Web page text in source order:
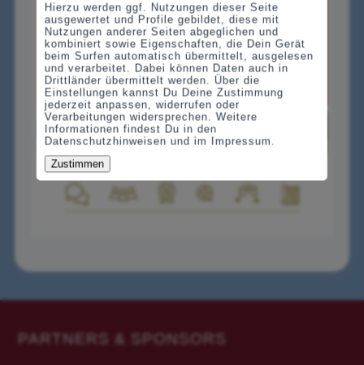
Hierzu werden ggf. Nutzungen dieser Seite
ausgewertet und Profile gebildet, diese mit
Nutzungen anderer Seiten abgeglichen und
kombiniert sowie Eigenschaften, die Dein Gerät
beim Surfen automatisch übermittelt, ausgelesen
und verarbeitet. Dabei können Daten auch in
Drittländer übermittelt werden. Über die
Einstellungen kannst Du Deine Zustimmung
jederzeit anpassen, widerrufen oder
Verarbeitungen widersprechen. Weitere
Informationen findest Du in den
Datenschutzhinweisen und im Impressum.
Zustimmen
PARTNERS & SPONSORS